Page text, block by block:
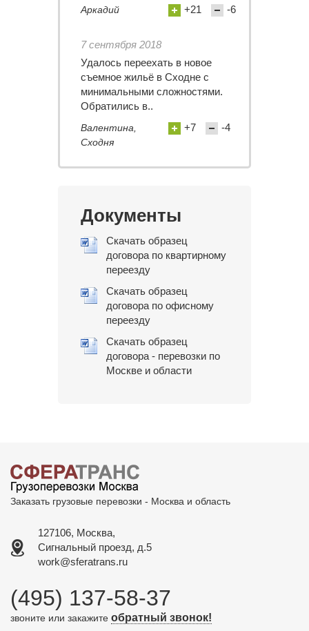
Аркадий +21 -6
7 сентября 2018
Удалось переехать в новое
съемное жильё в Сходне с
минимальными сложностями.
Обратились в..
Валентина,
Сходня
+7 -4
Документы
Скачать образец
договора по квартирному
переезду
Скачать образец
договора по офисному
переезду
Скачать образец
договора - перевозки по
Москве и области
Заказать грузовые перевозки - Москва и область
127106, Москва,
Сигнальный проезд, д.5
work@sferatrans.ru
(495) 137-58-37
звоните или закажите обратный звонок!